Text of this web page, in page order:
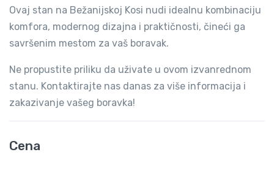
Ovaj stan na Bežanijskoj Kosi nudi idealnu kombinaciju
komfora, modernog dizajna i praktičnosti, čineći ga
savršenim mestom za vaš boravak.
Ne propustite priliku da uživate u ovom izvanrednom
stanu. Kontaktirajte nas danas za više informacija i
zakazivanje vašeg boravka!
Cena